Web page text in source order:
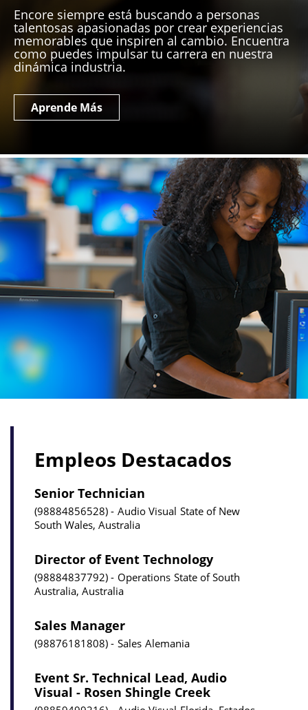
Encore siempre está buscando a personas
talentosas apasionadas por crear experiencias
memorables que inspiren al cambio. Encuentra
como puedes impulsar tu carrera en nuestra
dinámica industria.
Aprende Más
Empleos Destacados
Senior Technician
98884856528 Audio Visual State of New
South Wales, Australia
Director of Event Technology
98884837792 Operations State of South
Australia, Australia
Sales Manager
98876181808 Sales Alemania
Event Sr. Technical Lead, Audio
Visual - Rosen Shingle Creek